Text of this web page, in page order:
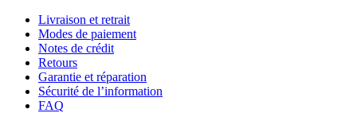
Livraison et retrait
Modes de paiement
Notes de crédit
Retours
Garantie et réparation
Sécurité de l’information
FAQ